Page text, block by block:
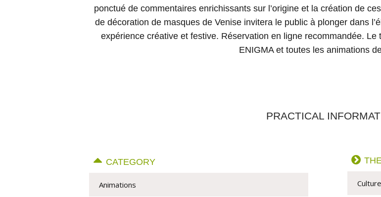
ponctué de commentaires enrichissants sur l’origine et la création de
de décoration de masques de Venise invitera le public à plonger dans
expérience créative et festive. Réservation en ligne recommandée.
ENIGMA et toutes les animations
PRACTICAL
CATEGORY
Animations